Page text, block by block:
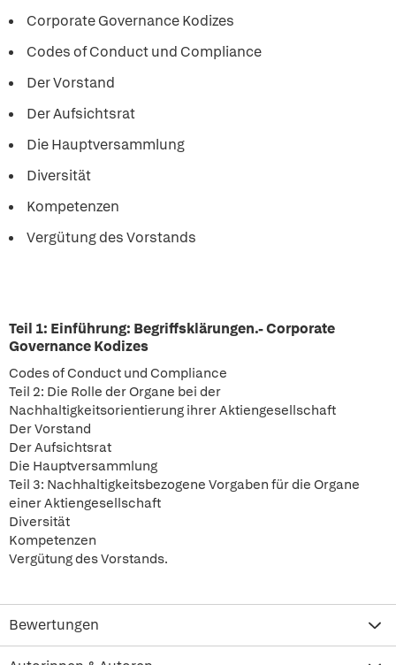
Corporate Governance Kodizes
Codes of Conduct und Compliance
Der Vorstand
Der Aufsichtsrat
Die Hauptversammlung
Diversität
Kompetenzen
Vergütung des Vorstands
Teil 1: Einführung: Begriffsklärungen.- Corporate
Governance Kodizes
Codes of Conduct und Compliance
Teil 2: Die Rolle der Organe bei der
Nachhaltigkeitsorientierung ihrer Aktiengesellschaft
Der Vorstand
Der Aufsichtsrat
Die Hauptversammlung
Teil 3: Nachhaltigkeitsbezogene Vorgaben für die Organe
einer Aktiengesellschaft
Diversität
Kompetenzen
Vergütung des Vorstands.
Bewertungen